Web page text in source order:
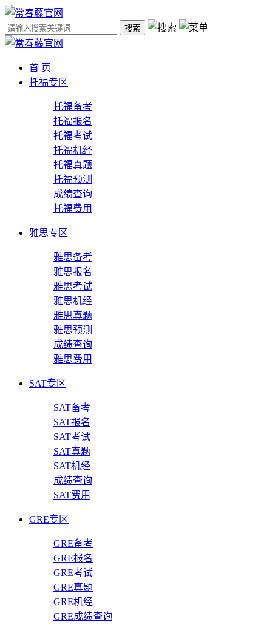
搜索
首 页
托福专区
托福备考
托福报名
托福考试
托福机经
托福真题
托福预测
成绩查询
托福费用
雅思专区
雅思备考
雅思报名
雅思考试
雅思机经
雅思真题
雅思预测
成绩查询
雅思费用
SAT专区
SAT备考
SAT报名
SAT考试
SAT真题
SAT机经
成绩查询
SAT费用
GRE专区
GRE备考
GRE报名
GRE考试
GRE真题
GRE机经
GRE成绩查询